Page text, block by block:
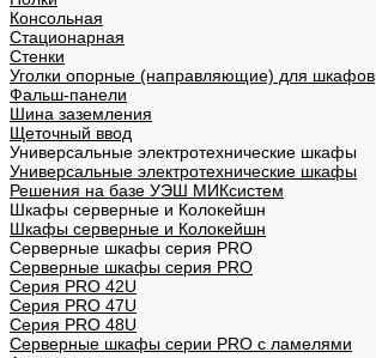
Консольная
Стационарная
Стенки
Уголки опорные (направляющие) для шкафов
Фальш-панели
Шина заземления
Щеточный ввод
Универсальные электротехнические шкафы
Универсальные электротехнические шкафы
Решения на базе УЭШ МИКсистем
Шкафы серверные и Колокейшн
Шкафы серверные и Колокейшн
Серверные шкафы серия PRO
Серверные шкафы серия PRO
Серия PRO 42U
Серия PRO 47U
Серия PRO 48U
Серверные шкафы серии PRO с ламелями